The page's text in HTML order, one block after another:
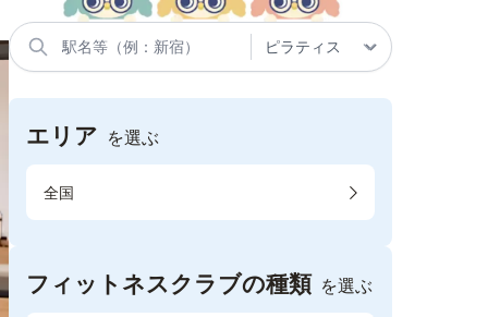
エリア を選ぶ
全国
フィットネスクラブの種類 を選ぶ